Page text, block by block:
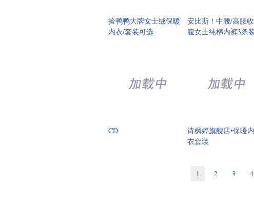
内衣/套装可选
腹女士纯棉内裤3条装
衣套装